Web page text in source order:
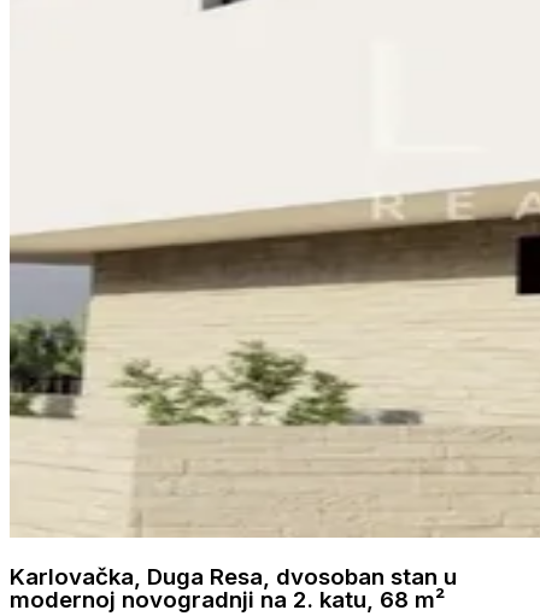
Karlovačka, Duga Resa, dvosoban stan u
modernoj novogradnji na 2. katu, 68 m²